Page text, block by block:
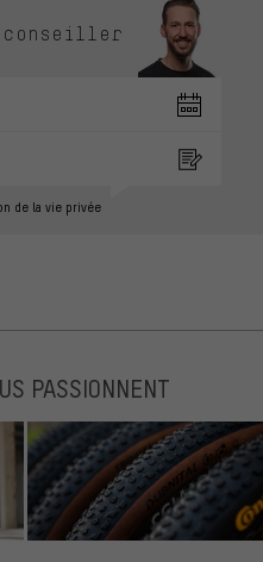
de la vie privée
PASSIONNENT